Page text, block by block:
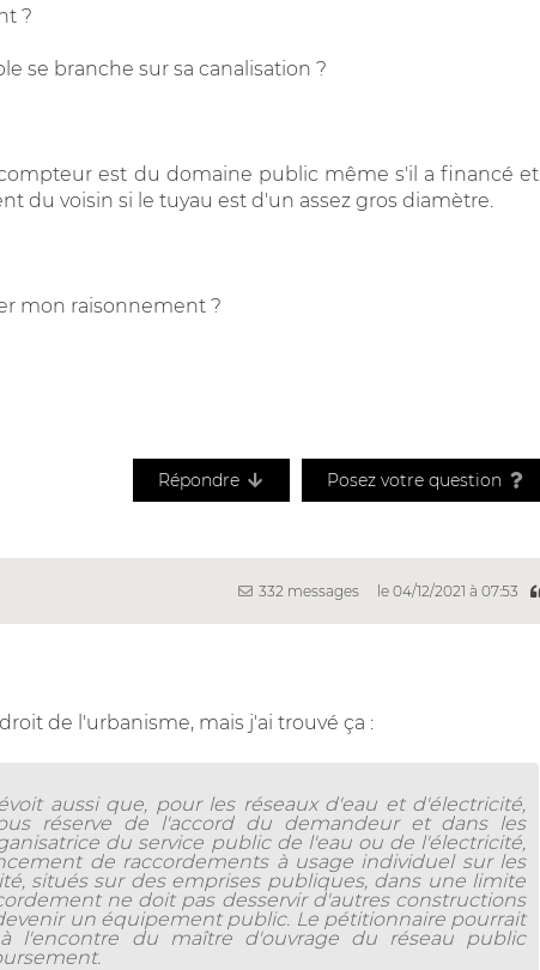
?
se branche sur sa canalisation ?
est du domaine public même s'il a financé et
du voisin si le tuyau est d'un assez gros diamètre.
mon raisonnement ?
Répondre Posez votre question
332 messages le 04/12/2021 à 07:53
de l'urbanisme, mais j'ai trouvé ça :
aussi que, pour les réseaux d'eau et d'électricité,
réserve de l'accord du demandeur et dans les
du service public de l'eau ou de l'électricité,
de raccordements à usage individuel sur les
situés sur des emprises publiques, dans une limite
ne doit pas desservir d'autres constructions
un équipement public. Le pétitionnaire pourrait
l'encontre du maître d'ouvrage du réseau public